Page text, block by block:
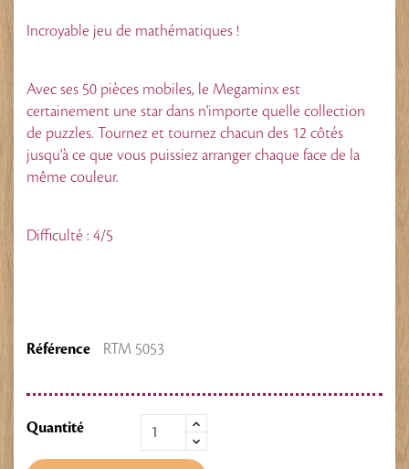
Incroyable jeu de mathématiques !
Avec ses 50 pièces mobiles, le Megaminx est
certainement une star dans n'importe quelle collection
de puzzles. Tournez et tournez chacun des 12 côtés
jusqu'à ce que vous puissiez arranger chaque face de la
même couleur.
Difficulté : 4/5
Référence RTM 5053
Quantité